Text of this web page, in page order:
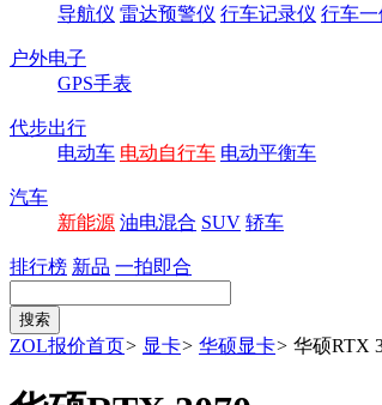
导航仪 雷达预警仪 行车记录仪 行车
户外电子
GPS手表
代步出行
电动车 电动自行车 电动平衡车
汽车
新能源 油电混合 SUV 轿车
排行榜 新品 一拍即合
ZOL报价首页> 显卡> 华硕显卡> 华硕RTX